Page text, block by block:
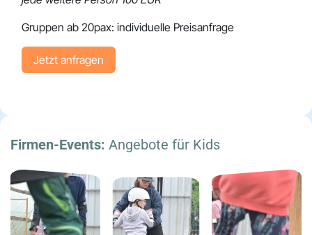
Gruppen ab 20pax: individuelle Preisanfrage
Jetzt anfragen
Firmen-Events: Angebote für Kids